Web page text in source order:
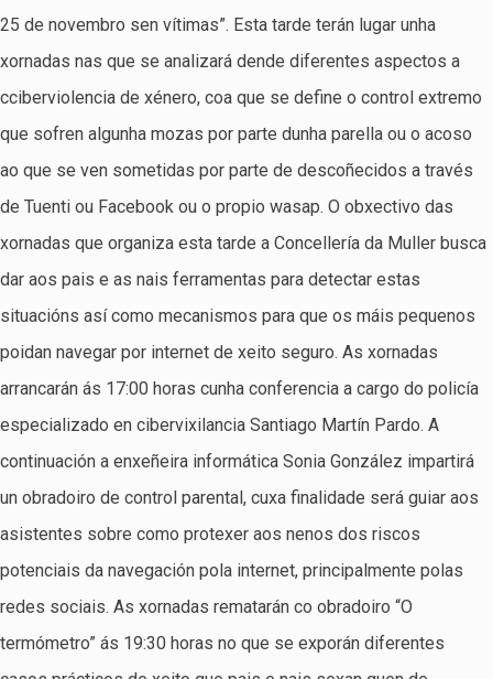
25 de novembro sen vítimas”. Esta tarde terán lugar unha
xornadas nas que se analizará dende diferentes aspectos a
cciberviolencia de xénero, coa que se define o control extremo
que sofren algunha mozas por parte dunha parella ou o acoso
ao que se ven sometidas por parte de descoñecidos a través
de Tuenti ou Facebook ou o propio wasap. O obxectivo das
xornadas que organiza esta tarde a Concellería da Muller busca
dar aos pais e as nais ferramentas para detectar estas
situacións así como mecanismos para que os máis pequenos
poidan navegar por internet de xeito seguro. As xornadas
arrancarán ás 17:00 horas cunha conferencia a cargo do policía
especializado en cibervixilancia Santiago Martín Pardo. A
continuación a enxeñeira informática Sonia González impartirá
un obradoiro de control parental, cuxa finalidade será guiar aos
asistentes sobre como protexer aos nenos dos riscos
potenciais da navegación pola internet, principalmente polas
redes sociais. As xornadas rematarán co obradoiro “O
termómetro” ás 19:30 horas no que se exporán diferentes